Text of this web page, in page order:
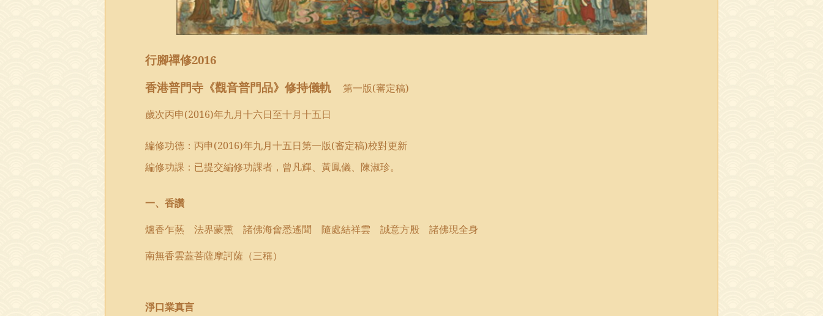
行腳禪修2016
香港普門寺《觀音普門品》 修持儀軌 第一版(審定稿)
歲次丙申(2016)年九月十六日至十月十五日
編修功德 ： 丙申(2016)年九月十五日第一版(審定稿)校對更新
編修功課：已提交編修功課者，曾凡輝、黃鳳儀、 陳淑珍。
一、香讚
爐香乍爇 法界蒙熏 諸佛海會悉遙聞 隨處結祥雲 誠意方殷 諸佛現全身
南無香雲蓋菩薩摩訶薩（三稱）
淨口業真言